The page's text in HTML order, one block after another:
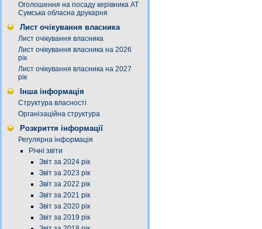
Оголошення на посаду керівника АТ
Сумська обласна друкарня
Лист очікування власника
Лист очікування власника
Лист очікування власника на 2026
рік
Лист очікування власника на 2027
рік
Інша інформація
Структура власності
Організаційна структура
Розкриття інформації
Регулярна інформація
Річні звіти
Звіт за 2024 рік
Звіт за 2023 рік
Звіт за 2022 рік
Звіт за 2021 рік
Звіт за 2020 рік
Звіт за 2019 рік